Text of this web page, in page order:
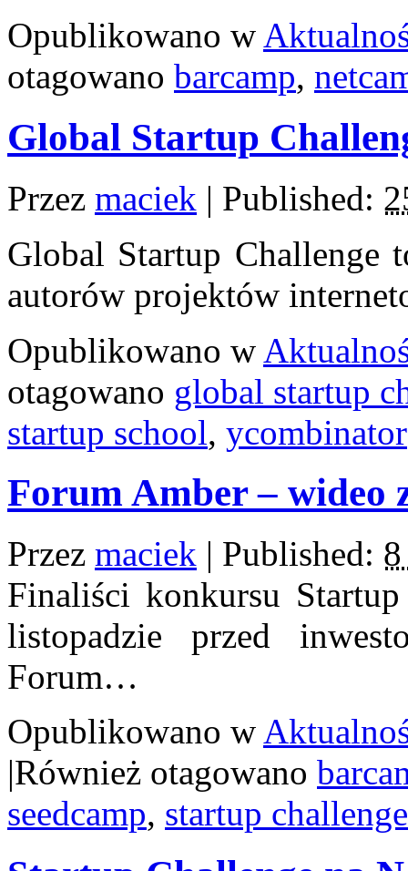
Opublikowano w
otagowano barcamp,
Global Startup
Przez maciek | Published:
Global Startup Challenge
autorów projektów
Opublikowano w
otagowano global startup
startup school, ycombinator
Forum Amber – wideo
Przez maciek | Published:
Finaliści konkursu
listopadzie przed
Forum…
Opublikowano w
|Również otagowano
seedcamp, startup challenge